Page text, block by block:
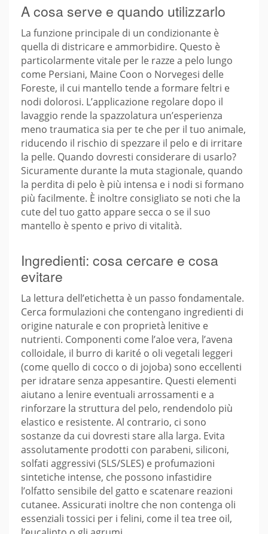
A cosa serve e quando utilizzarlo
La funzione principale di un condizionante è
quella di districare e ammorbidire. Questo è
particolarmente vitale per le razze a pelo lungo
come Persiani, Maine Coon o Norvegesi delle
Foreste, il cui mantello tende a formare feltri e
nodi dolorosi. L’applicazione regolare dopo il
lavaggio rende la spazzolatura un’esperienza
meno traumatica sia per te che per il tuo animale,
riducendo il rischio di spezzare il pelo e di irritare
la pelle. Quando dovresti considerare di usarlo?
Sicuramente durante la muta stagionale, quando
la perdita di pelo è più intensa e i nodi si formano
più facilmente. È inoltre consigliato se noti che la
cute del tuo gatto appare secca o se il suo
mantello è spento e privo di vitalità.
Ingredienti: cosa cercare e cosa
evitare
La lettura dell’etichetta è un passo fondamentale.
Cerca formulazioni che contengano ingredienti di
origine naturale e con proprietà lenitive e
nutrienti. Componenti come l’aloe vera, l’avena
colloidale, il burro di karité o oli vegetali leggeri
(come quello di cocco o di jojoba) sono eccellenti
per idratare senza appesantire. Questi elementi
aiutano a lenire eventuali arrossamenti e a
rinforzare la struttura del pelo, rendendolo più
elastico e resistente. Al contrario, ci sono
sostanze da cui dovresti stare alla larga. Evita
assolutamente prodotti con parabeni, siliconi,
solfati aggressivi (SLS/SLES) e profumazioni
sintetiche intense, che possono infastidire
l’olfatto sensibile del gatto e scatenare reazioni
cutanee. Assicurati inoltre che non contenga oli
essenziali tossici per i felini, come il tea tree oil,